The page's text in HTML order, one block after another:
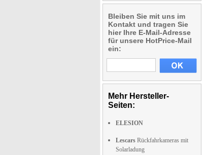
Bleiben Sie mit uns im
Kontakt und tragen Sie
hier Ihre E-Mail-Adresse
für unsere HotPrice-Mail
ein:
Mehr Hersteller-
Seiten:
ELESION
Lescars Rückfahrkameras mit
Solarladung